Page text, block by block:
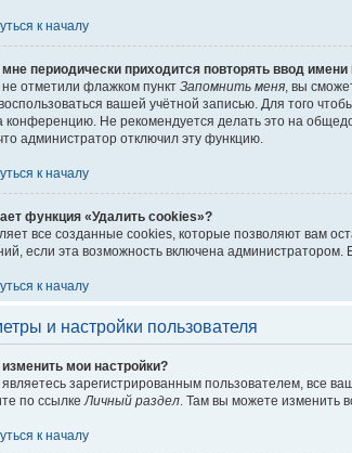
к началу
периодически приходится повторять ввод имени
отметили флажком пункт Запомнить меня , вы
вашей учётной записью. Для того
конференцию. Не рекомендуется делать это на
администратор отключил эту функцию.
к началу
функция «Удалить cookies»?
все созданные cookies, которые позволяют вам
если эта возможность включена
к началу
и настройки пользователя
мои настройки?
зарегистрированным пользователем, все
по ссылке Личный раздел . Там вы можете изменить
к началу